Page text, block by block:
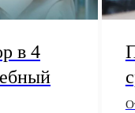
в 4